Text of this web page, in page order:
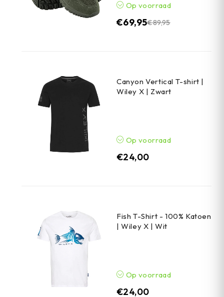
Op voorraad
€89,95
€69,95
Canyon Vertical T-shirt |
Wiley X | Zwart
Op voorraad
€24,00
Fish T-Shirt - 100% Katoen
| Wiley X | Wit
Op voorraad
€24,00